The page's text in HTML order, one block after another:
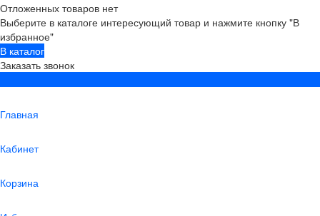
Отложенных товаров нет
Выберите в каталоге интересующий товар и нажмите кнопку "В
избранное"
В каталог
Заказать звонок
Главная
Кабинет
Корзина